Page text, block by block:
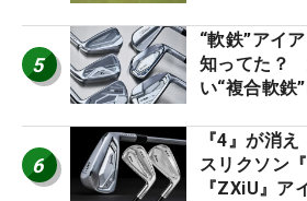
5
“軟鉄”アイ
知ってた？
い“複合軟鉄
6
『4』が消
スリクソン
『ZXiU』ア